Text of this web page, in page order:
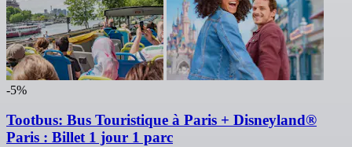
-5%
Tootbus: Bus Touristique à Paris + Disneyland®
Paris : Billet 1 jour 1 parc